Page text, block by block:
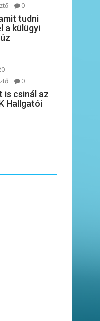
0
tudni
a külügyi
0
is csinál az
Hallgatói